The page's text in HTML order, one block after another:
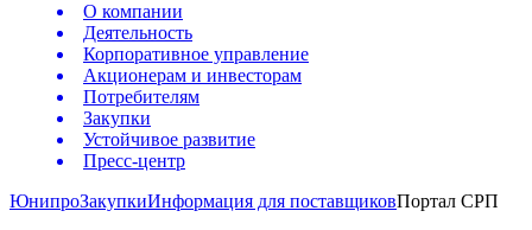
О компании
Деятельность
Корпоративное управление
Акционерам и инвесторам
Потребителям
Закупки
Устойчивое развитие
Пресс-центр
ЮнипроЗакупкиИнформация для поставщиковПортал СРП